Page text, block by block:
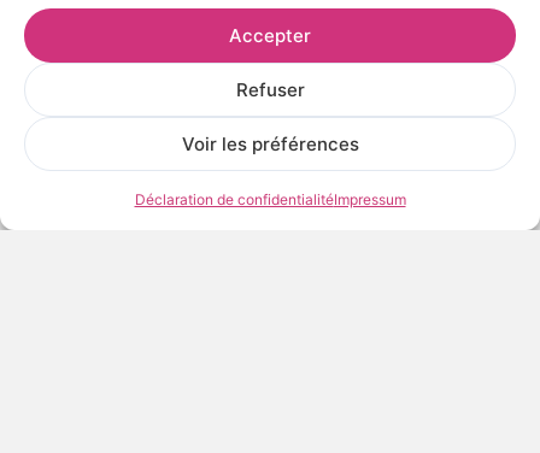
Accepter
Refuser
Voir les préférences
Déclaration de confidentialitéImpressum
Frais et délais de livraison
Conditions de conservation et d’exposition
Voir les œuvres de l’artiste